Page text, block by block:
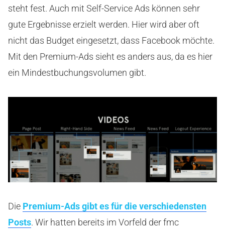
steht fest. Auch mit Self-Service Ads können sehr
gute Ergebnisse erzielt werden. Hier wird aber oft
nicht das Budget eingesetzt, dass Facebook möchte.
Mit den Premium-Ads sieht es anders aus, da es hier
ein Mindestbuchungsvolumen gibt.
Die Premium-Ads gibt es für die verschiedensten
Posts. Wir hatten bereits im Vorfeld der fmc